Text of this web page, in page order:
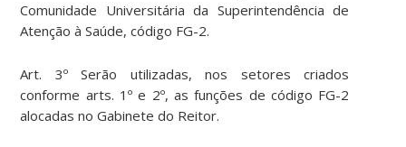
Comunidade Universitária da Superintendência de
Atenção à Saúde, código FG-2.
Art. 3º Serão utilizadas, nos setores criados
conforme arts. 1º e 2º, as funções de código FG-2
alocadas no Gabinete do Reitor.